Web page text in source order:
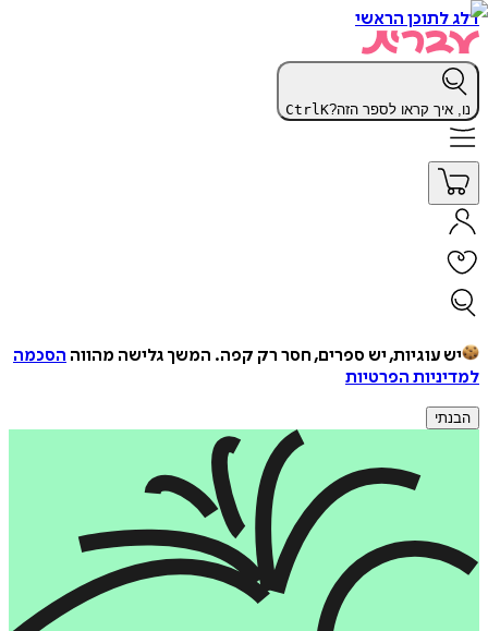
דלג לתוכן הראשי
נו, איך קראו לספר הזה? CtrlK
יש עוגיות, יש ספרים, חסר רק קפה. המשך גלישה מהווה הסכמה
למדיניות הפרטיות
הבנתי